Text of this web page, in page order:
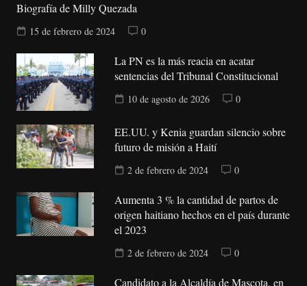
Biografía de Milly Quezada
15 de febrero de 2024 0
La PN es la más reacia en acatar
sentencias del Tribunal Constitucional
10 de agosto de 2026 0
EE.UU. y Kenia guardan silencio sobre
futuro de misión a Haití
2 de febrero de 2024 0
Aumenta 3 % la cantidad de partos de
origen haitiano hechos en el país durante
el 2023
2 de febrero de 2024 0
Candidato a la Alcaldía de Mascota, en